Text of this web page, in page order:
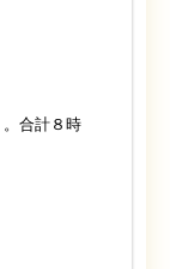
。合計８時